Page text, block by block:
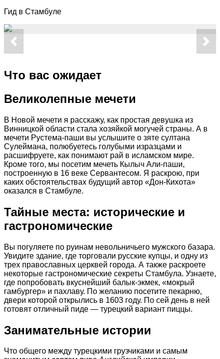
Гид в Стамбуле
Что вас ожидает
Великолепные мечети
В Новой мечети я расскажу, как простая девушка из
Винницкой области стала хозяйкой могучей страны. А в
мечети Рустема-паши вы услышите о зяте султана
Сулеймана, полюбуетесь голубыми изразцами и
расшифруете, как понимают рай в исламском мире.
Кроме того, мы посетим мечеть Кылыч Али-паши,
построенную в 16 веке Сервантесом. Я раскрою, при
каких обстоятельствах будущий автор «Дон-Кихота»
оказался в Стамбуле.
Тайные места: исторические и
гастрономические
Вы погуляете по руинам невольничьего мужского базара.
Увидите здание, где торговали русские купцы, и одну из
трех православных церквей города. А также раскроете
некоторые гастрономические секреты Стамбула. Узнаете,
где попробовать вкуснейший балык-экмек, «мокрый
гамбургер» и пахлаву. По желанию посетите пекарню,
двери которой открылись в 1603 году. По сей день в ней
готовят отличный пиде — турецкий вариант пиццы.
Занимательные истории
Что общего между турецкими грузчиками и самым